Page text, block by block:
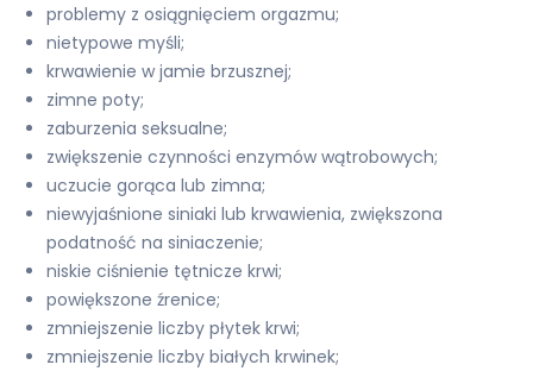
problemy z osiągnięciem orgazmu;
nietypowe myśli;
krwawienie w jamie brzusznej;
zimne poty;
zaburzenia seksualne;
zwiększenie czynności enzymów wątrobowych;
uczucie gorąca lub zimna;
niewyjaśnione siniaki lub krwawienia, zwiększona
podatność na siniaczenie;
niskie ciśnienie tętnicze krwi;
powiększone źrenice;
zmniejszenie liczby płytek krwi;
zmniejszenie liczby białych krwinek;